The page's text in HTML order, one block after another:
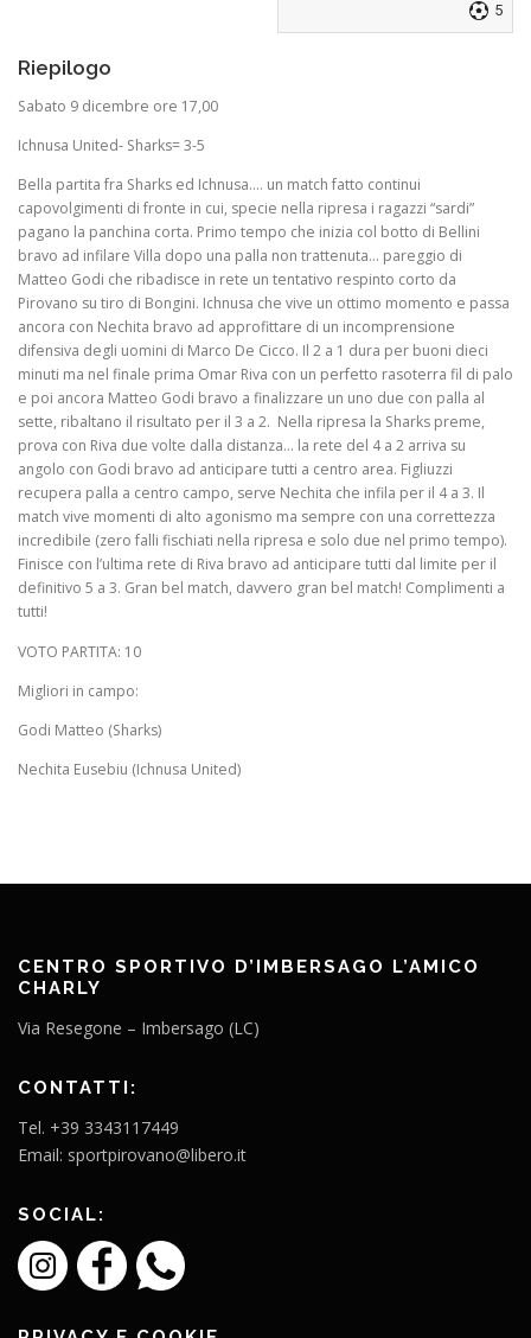
5
Riepilogo
Sabato 9 dicembre ore 17,00
Ichnusa United- Sharks= 3-5
Bella partita fra Sharks ed Ichnusa…. un match fatto continui
capovolgimenti di fronte in cui, specie nella ripresa i ragazzi “sardi”
pagano la panchina corta. Primo tempo che inizia col botto di Bellini
bravo ad infilare Villa dopo una palla non trattenuta… pareggio di
Matteo Godi che ribadisce in rete un tentativo respinto corto da
Pirovano su tiro di Bongini. Ichnusa che vive un ottimo momento e passa
ancora con Nechita bravo ad approfittare di un incomprensione
difensiva degli uomini di Marco De Cicco. Il 2 a 1 dura per buoni dieci
minuti ma nel finale prima Omar Riva con un perfetto rasoterra fil di palo
e poi ancora Matteo Godi bravo a finalizzare un uno due con palla al
sette, ribaltano il risultato per il 3 a 2. Nella ripresa la Sharks preme,
prova con Riva due volte dalla distanza… la rete del 4 a 2 arriva su
angolo con Godi bravo ad anticipare tutti a centro area. Figliuzzi
recupera palla a centro campo, serve Nechita che infila per il 4 a 3. Il
match vive momenti di alto agonismo ma sempre con una correttezza
incredibile (zero falli fischiati nella ripresa e solo due nel primo tempo).
Finisce con l’ultima rete di Riva bravo ad anticipare tutti dal limite per il
definitivo 5 a 3. Gran bel match, davvero gran bel match! Complimenti a
tutti!
VOTO PARTITA: 10
Migliori in campo:
Godi Matteo (Sharks)
Nechita Eusebiu (Ichnusa United)
CENTRO SPORTIVO D’IMBERSAGO L’AMICO
CHARLY
Via Resegone – Imbersago (LC)
CONTATTI:
Tel. +39 3343117449
Email: sportpirovano@libero.it
SOCIAL: